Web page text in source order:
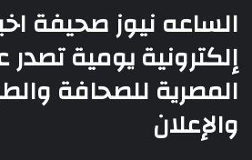
الساعه نيوز صحيفة
إلكترونية يومية
المصرية للصحافة
والإعلان